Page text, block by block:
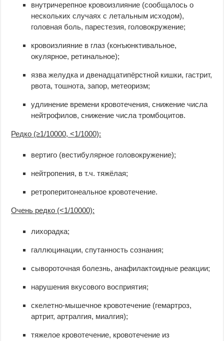
внутричерепное кровоизлияние (сообщалось о
нескольких случаях с летальным исходом),
головная боль, парестезия, головокружение;
кровоизлияние в глаз (конъюнктивальное,
окулярное, ретинальное);
язва желудка и двенадцатипёрстной кишки, гастрит,
рвота, тошнота, запор, метеоризм;
удлинение времени кровотечения, снижение числа
нейтрофилов, снижение числа тромбоцитов.
Редко (≥1/10000, <1/1000):
вертиго (вестибулярное головокружение);
нейтропения, в т.ч. тяжёлая;
ретроперитонеальное кровотечение.
Очень редко (<1/10000):
лихорадка;
галлюцинации, спутанность сознания;
сывороточная болезнь, анафилактоидные реакции;
нарушения вкусового восприятия;
скелетно-мышечное кровотечение (гемартроз,
артрит, артралгия, миалгия);
тяжелое кровотечение, кровотечение из